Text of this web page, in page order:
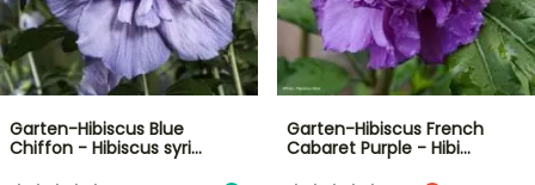
Garten-Hibiscus Blue
Chiffon - Hibiscus syri…
Garten-Hibiscus French
Cabaret Purple - Hibi…